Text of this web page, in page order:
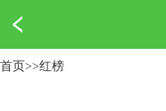
首页>>红榜